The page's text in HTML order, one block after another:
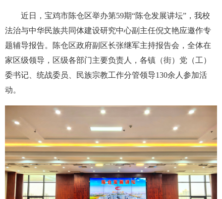
近日，宝鸡市陈仓区举办第59期“陈仓发展讲坛”，我校
法治与中华民族共同体建设研究中心副主任倪文艳应邀作专
题辅导报告。陈仓区政府副区长张继军主持报告会，全体在
家区级领导，区级各部门主要负责人，各镇（街）党（工）
委书记、统战委员、民族宗教工作分管领导130余人参加活
动。